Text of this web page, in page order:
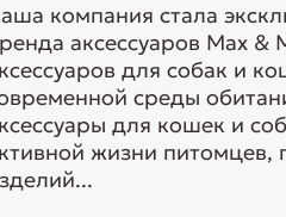
компания стала
аксессуаров Max
для собак и
среды
для кошек и
жизни питомцев,